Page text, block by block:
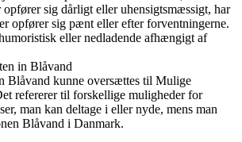
opfører sig dårligt eller uhensigtsmæssigt, har
opfører sig pænt eller efter forventningerne.
eller nedladende afhængigt af
in Blåvand
Blåvand kunne oversættes til Mulige
refererer til forskellige muligheder for
man kan deltage i eller nyde, mens man
Blåvand i Danmark.